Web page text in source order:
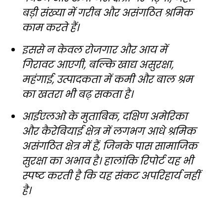
बड़ी संख्या में गरीब और असंगठित श्रमिक
काम करते हैं।
इससे न केवल रोजगार और आय में
गिरावट आएगी, बल्कि खाद्य असुरक्षा,
महंगाई, उत्पादकता में कमी और बाल श्रम
का खतरा भी बढ़ सकता है।
आईएलओ के मुताबिक, दक्षिण अमेरिका
और कैरेबियाई क्षेत्र में लगभग आधे श्रमिक
असंगठित क्षेत्र में हैं, जिनके पास सामाजिक
सुरक्षा का अभाव है। हालांकि रिपोर्ट यह भी
स्पष्ट करती है कि यह संकट अपरिहार्य नहीं
है।